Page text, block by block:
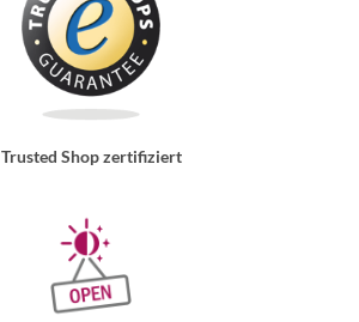
Trusted Shop zertifiziert